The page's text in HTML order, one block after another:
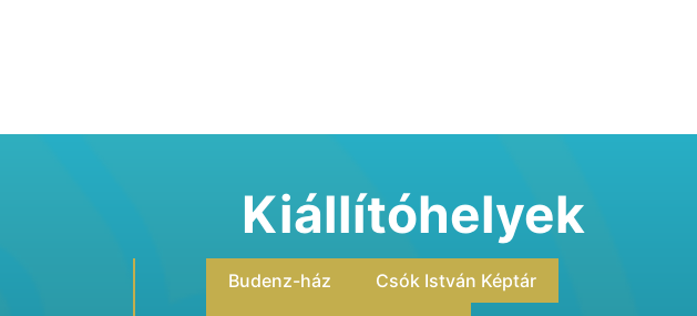
Kiállítóhelyek
Budenz-ház
Csók István Képtár